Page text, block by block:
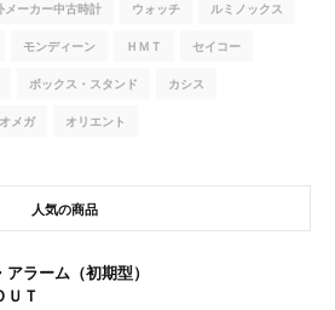
メーカー中古時計 ウォッチ ルミノックス
モンディーン ＨＭＴ セイコー
ボックス・スタンド カシス
オメガ オリエント
人気の商品
アラーム（初期型）
ＵＴ